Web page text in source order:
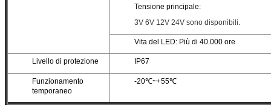
Tensione principale:
3V 6V 12V 24V sono disponibili.
Vita del LED: Più di 40.000 ore
Livello di protezione IP67
Funzionamento
temporaneo
-20℃~+55℃